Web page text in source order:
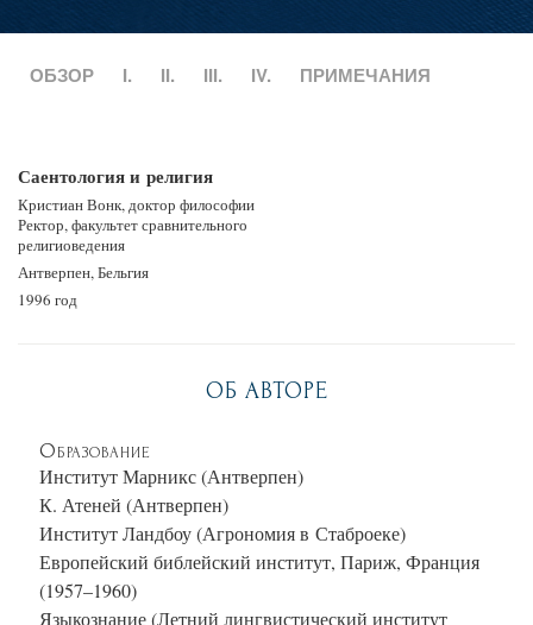
ОБЗОР I. II. III. IV. ПРИМЕЧАНИЯ
Саентология и религия
Кристиан Вонк, доктор философии
Ректор, факультет сравнительного
религиоведения
Антверпен, Бельгия
1996 год
ОБ АВТОРЕ
Образование
Институт Марникс (Антверпен)
К. Атеней (Антверпен)
Институт Ландбоу (Агрономия в Стаброеке)
Европейский библейский институт, Париж, Франция
(1957–1960)
Языкознание (Летний лингвистический институт